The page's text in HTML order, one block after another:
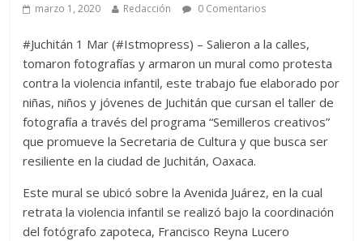
marzo 1, 2020 Redacción 0 Comentarios
#Juchitán 1 Mar (#Istmopress) – Salieron a la calles,
tomaron fotografías y armaron un mural como protesta
contra la violencia infantil, este trabajo fue elaborado por
niñas, niños y jóvenes de Juchitán que cursan el taller de
fotografía a través del programa “Semilleros creativos”
que promueve la Secretaria de Cultura y que busca ser
resiliente en la ciudad de Juchitán, Oaxaca.
Este mural se ubicó sobre la Avenida Juárez, en la cual
retrata la violencia infantil se realizó bajo la coordinación
del fotógrafo zapoteca, Francisco Reyna Lucero